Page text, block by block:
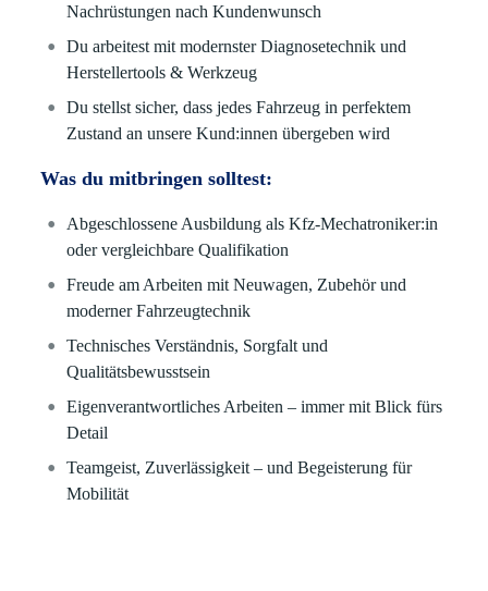
Nachrüstungen nach Kundenwunsch
Du arbeitest mit modernster Diagnosetechnik und
Herstellertools & Werkzeug
Du stellst sicher, dass jedes Fahrzeug in perfektem
Zustand an unsere Kund:innen übergeben wird
Was du mitbringen solltest:
Abgeschlossene Ausbildung als Kfz-Mechatroniker:in
oder vergleichbare Qualifikation
Freude am Arbeiten mit Neuwagen, Zubehör und
moderner Fahrzeugtechnik
Technisches Verständnis, Sorgfalt und
Qualitätsbewusstsein
Eigenverantwortliches Arbeiten – immer mit Blick fürs
Detail
Teamgeist, Zuverlässigkeit – und Begeisterung für
Mobilität